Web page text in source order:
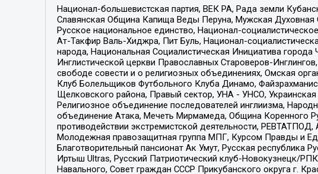
Национал-большевистская партия, ВЕК РА, Рада земли
Славянская Община Капища Веды Перуна, Мужская Духовная
Русское национальное единство, Национал-
Ат-Такфир Валь-Хиджра, Пит Буль, Национал-
народа, Национальная Социалистическая Инициатива
Инглистической церкви Православных Староверов-
свободе совести и о религиозных объединениях, Омская
Клуб Болельщиков Футбольного Клуба Динамо,
Щелковского района, Правый сектор, УНА - УНСО, Украинская
Религиозное объединение последователей инглиизма,
объединение Атака, Мечеть Мирмамеда, Община Коренного
противодействии экстремистской деятельности,
Молодежная правозащитная группа МПГ, Курсом Правды и
Благотворительный пансионат Ак Умут, Русская республика
Иртыш Ultras, Русский Патриотический клуб-Новокузнецк/
Навального, Совет граждан СССР Прикубанского округа г.